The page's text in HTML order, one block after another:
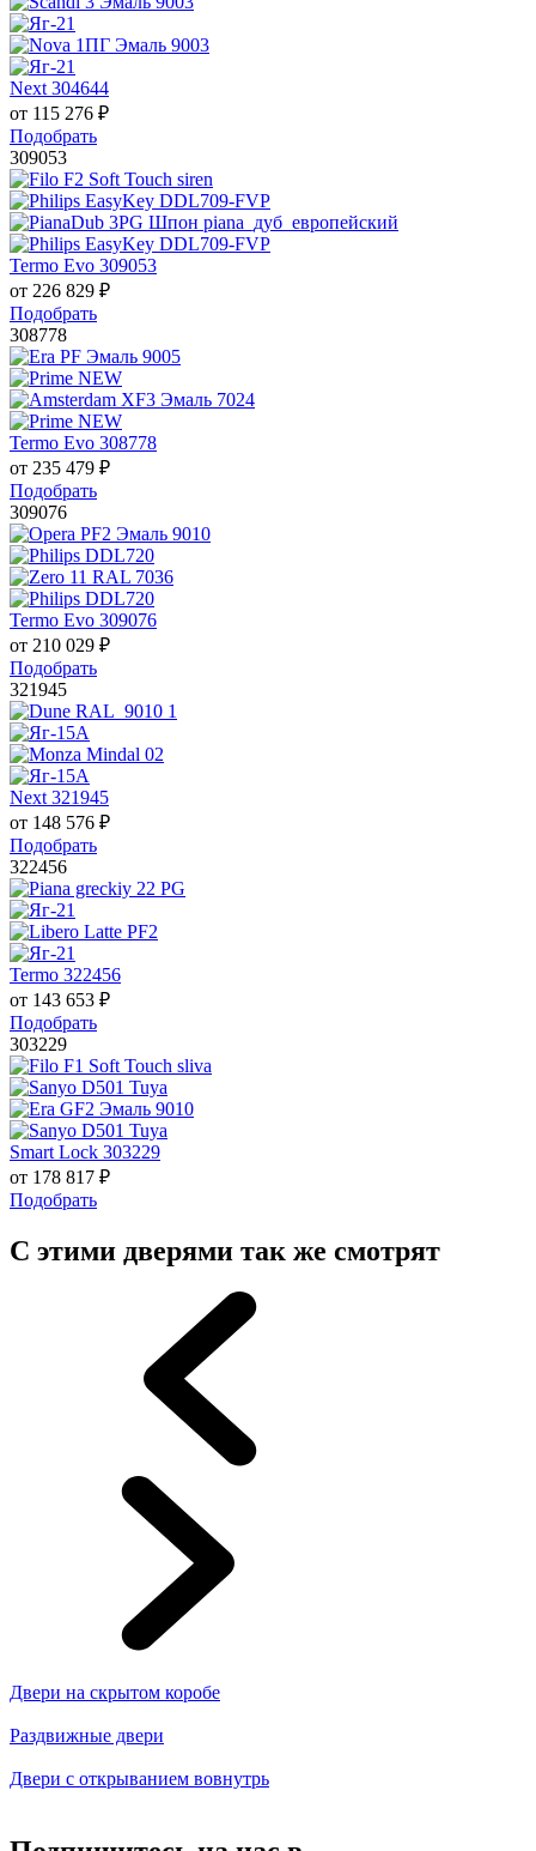
Next 304644
от 115 276 ₽
Подобрать
309053
Termo Evo 309053
от 226 829 ₽
Подобрать
308778
Termo Evo 308778
от 235 479 ₽
Подобрать
309076
Termo Evo 309076
от 210 029 ₽
Подобрать
321945
Next 321945
от 148 576 ₽
Подобрать
322456
Termo 322456
от 143 653 ₽
Подобрать
303229
Smart Lock 303229
от 178 817 ₽
Подобрать
С этими дверями так же смотрят
Двери на скрытом коробе
Раздвижные двери
Двери с открыванием вовнутрь